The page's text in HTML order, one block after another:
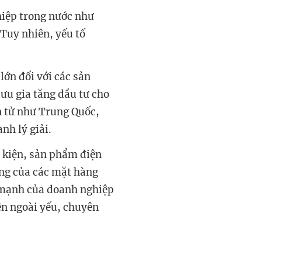
trong nước như
nhiên, yếu tố
đối với các sản
gia tăng đầu tư cho
tử như Trung Quốc,
lý giải.
sản phẩm điện
của các mặt hàng
của doanh nghiệp
ngoài yếu, chuyên